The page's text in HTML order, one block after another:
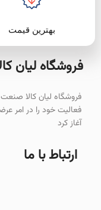
بهترین قیمت
فروشگاه لیان‌
فعالیت خود را در امر
آغاز کرد
ارتباط با ما